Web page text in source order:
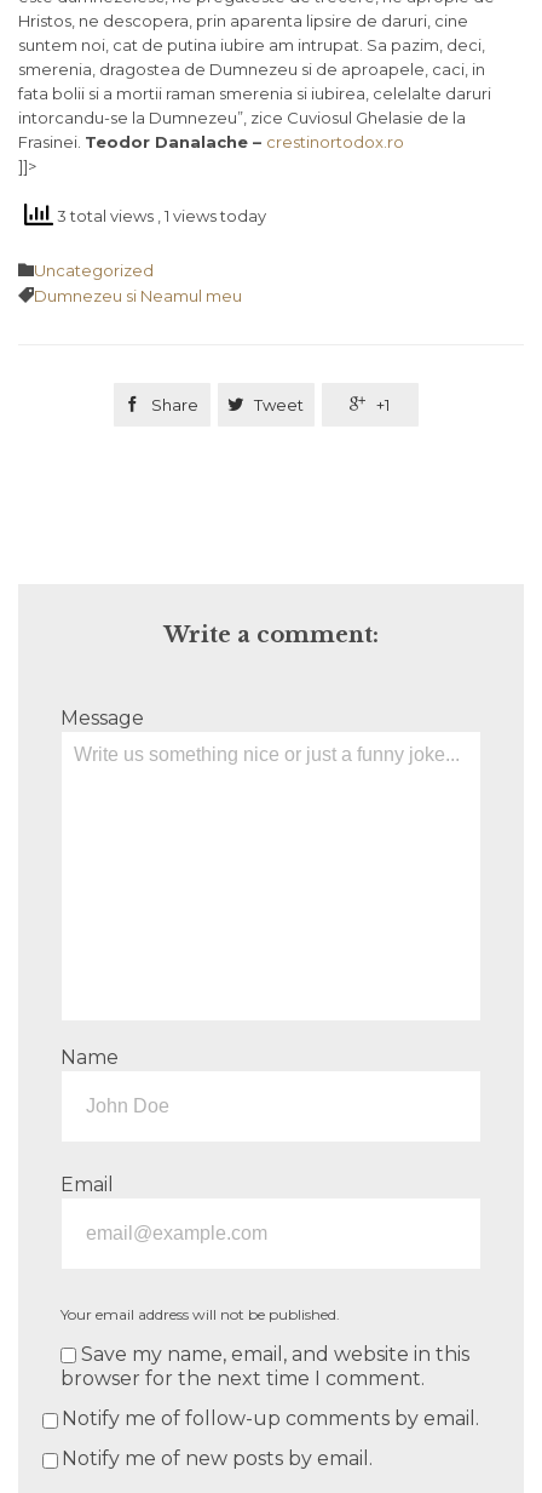
Hristos, ne descopera, prin aparenta lipsire de daruri, cine
suntem noi, cat de putina iubire am intrupat. Sa pazim, deci,
smerenia, dragostea de Dumnezeu si de aproapele, caci, in
fata bolii si a mortii raman smerenia si iubirea, celelalte daruri
intorcandu-se la Dumnezeu”, zice Cuviosul Ghelasie de la
Frasinei. Teodor Danalache – crestinortodox.ro
]]>
3 total views , 1 views today
Category
Uncategorized
Tags
Dumnezeu si Neamul meu
 Share  Tweet  +1
Write a comment:
Message
Name
Email
Your email address will not be published.
Save my name, email, and website in this
browser for the next time I comment.
Notify me of follow-up comments by email.
Notify me of new posts by email.